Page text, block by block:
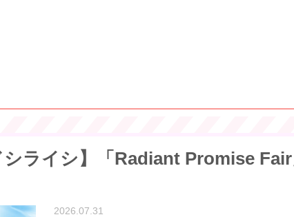
シライシ】「Radiant Promise
2026.07.31